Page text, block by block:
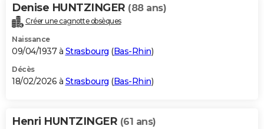
Bricolage
Lifestyle
Culture
Sport
Auto
Television
Voyage
Cinema
Denise HUNTZINGER (88 ans)
Créer une cagnotte obsèques
Naissance
09/04/1937 à Strasbourg (Bas-Rhin)
Décès
18/02/2026 à Strasbourg (Bas-Rhin)
Henri HUNTZINGER (61 ans)